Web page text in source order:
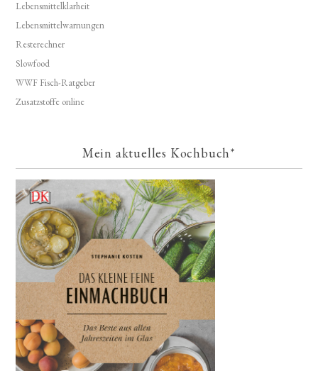
Lebensmittelklarheit
Lebensmittelwarnungen
Resterechner
Slowfood
WWF Fisch-Ratgeber
Zusatzstoffe online
Mein aktuelles Kochbuch*